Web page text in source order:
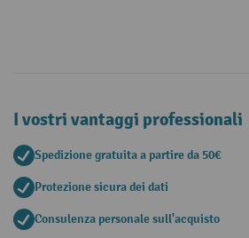
I vostri vantaggi professionali
Spedizione gratuita a partire da 50€
Protezione sicura dei dati
Consulenza personale sull'acquisto